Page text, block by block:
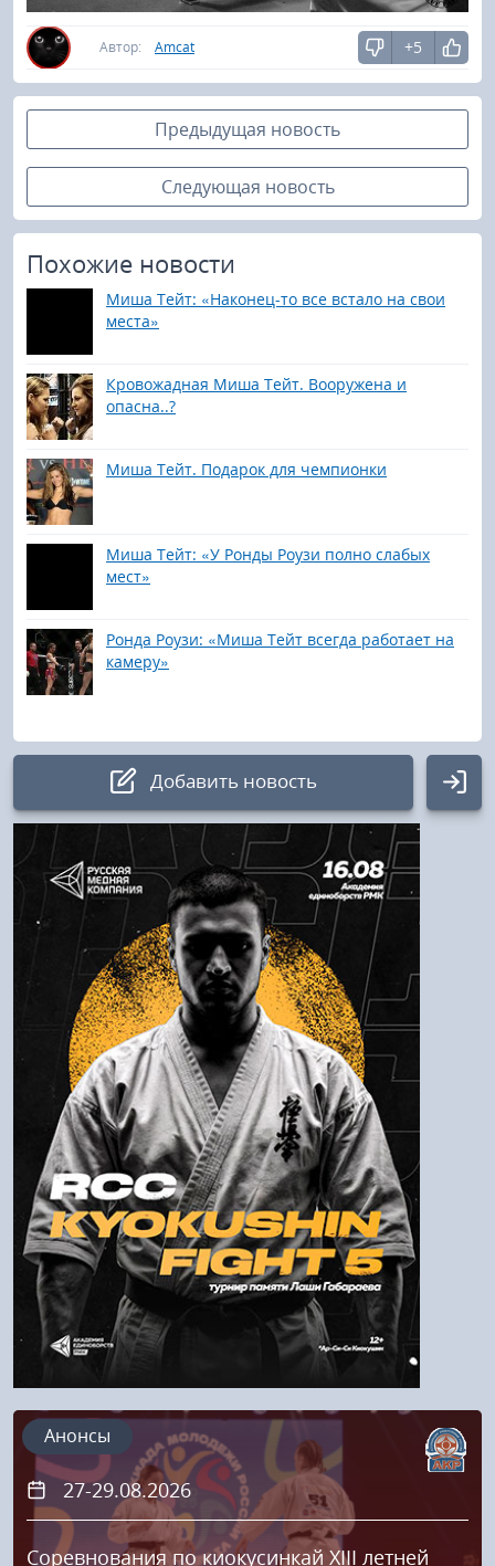
Автор: Amcat +5
Предыдущая новость
Следующая новость
Похожие новости
Миша Тейт: «Наконец-то все встало на свои
места»
Кровожадная Миша Тейт. Вооружена и
опасна..?
Миша Тейт. Подарок для чемпионки
Миша Тейт: «У Ронды Роузи полно слабых
мест»
Ронда Роузи: «Миша Тейт всегда работает на
камеру»
Добавить новость
Авторизация
Логин:
Пароль
Войти
Напомнить пароль
Регистрация
27-29.08.2026
Соревнования по киокусинкай XIII летней
Анонсы